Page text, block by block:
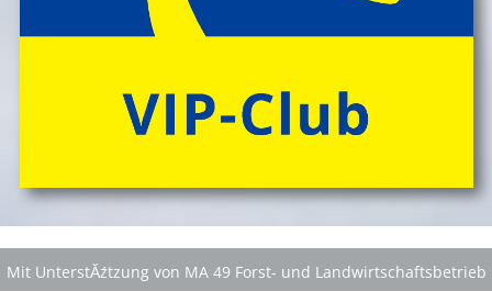
Mit UnterstĂźtzung von MA 49 Forst- und Landwirtschaftsbetrieb